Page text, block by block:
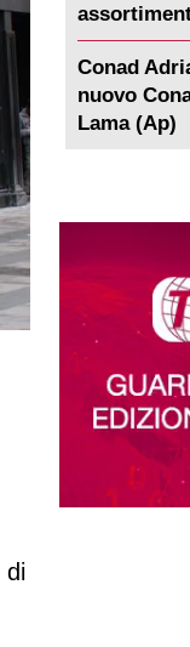
di
Conad
nuovo
Lama (Ap)